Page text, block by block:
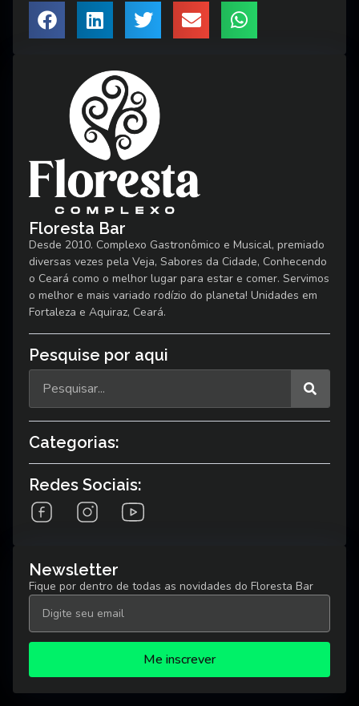
Floresta Bar
Desde 2010. Complexo Gastronômico e Musical, premiado
diversas vezes pela Veja, Sabores da Cidade, Conhecendo
o Ceará como o melhor lugar para estar e comer. Servimos
o melhor e mais variado rodízio do planeta! Unidades em
Fortaleza e Aquiraz, Ceará.
Pesquise por aqui
Categorias:
Redes Sociais:
Newsletter
Fique por dentro de todas as novidades do Floresta Bar
Me inscrever